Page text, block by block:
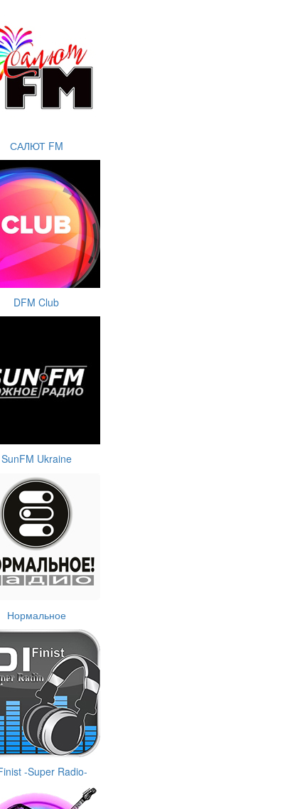
САЛЮТ FM
DFM Club
SunFM Ukraine
Нормальное
-Super Radio-